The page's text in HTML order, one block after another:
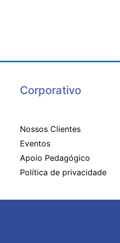
Corporativo
Nossos Clientes
Eventos
Apoio Pedagógico
Política de privacidade